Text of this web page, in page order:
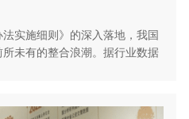
实施细则》的深入落地，我国
未有的整合浪潮。据行业数据